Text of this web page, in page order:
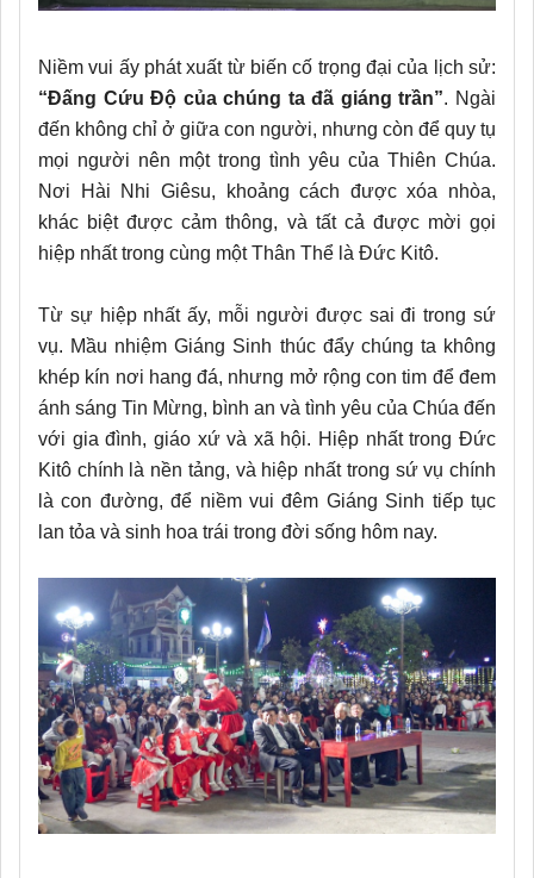
Niềm vui ấy phát xuất từ biến cố trọng đại của lịch sử:
“Đấng Cứu Độ của chúng ta đã giáng trần”. Ngài
đến không chỉ ở giữa con người, nhưng còn để quy tụ
mọi người nên một trong tình yêu của Thiên Chúa.
Nơi Hài Nhi Giêsu, khoảng cách được xóa nhòa,
khác biệt được cảm thông, và tất cả được mời gọi
hiệp nhất trong cùng một Thân Thể là Đức Kitô.
Từ sự hiệp nhất ấy, mỗi người được sai đi trong sứ
vụ. Mầu nhiệm Giáng Sinh thúc đẩy chúng ta không
khép kín nơi hang đá, nhưng mở rộng con tim để đem
ánh sáng Tin Mừng, bình an và tình yêu của Chúa đến
với gia đình, giáo xứ và xã hội. Hiệp nhất trong Đức
Kitô chính là nền tảng, và hiệp nhất trong sứ vụ chính
là con đường, để niềm vui đêm Giáng Sinh tiếp tục
lan tỏa và sinh hoa trái trong đời sống hôm nay.